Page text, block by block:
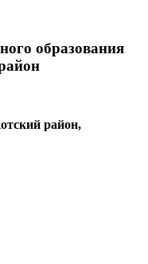
образования
район,